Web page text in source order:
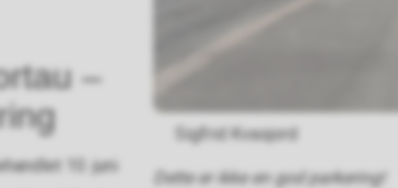
Dette er ikke en god parkering!
Sigfrid Kvasjord
–
10. juni